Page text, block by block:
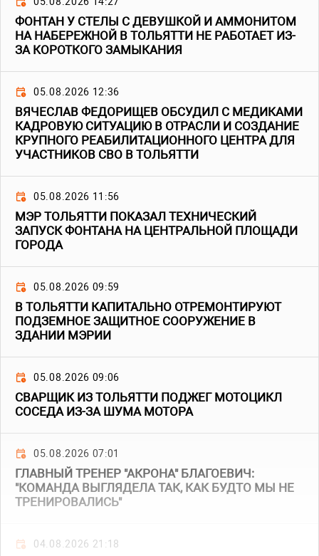
ФОНТАН У СТЕЛЫ С ДЕВУШКОЙ И АММОНИТОМ
НА НАБЕРЕЖНОЙ В ТОЛЬЯТТИ НЕ РАБОТАЕТ ИЗ-
ЗА КОРОТКОГО ЗАМЫКАНИЯ
05.08.2026 12:36
ВЯЧЕСЛАВ ФЕДОРИЩЕВ ОБСУДИЛ С МЕДИКАМИ
КАДРОВУЮ СИТУАЦИЮ В ОТРАСЛИ И СОЗДАНИЕ
КРУПНОГО РЕАБИЛИТАЦИОННОГО ЦЕНТРА ДЛЯ
УЧАСТНИКОВ СВО В ТОЛЬЯТТИ
05.08.2026 11:56
МЭР ТОЛЬЯТТИ ПОКАЗАЛ ТЕХНИЧЕСКИЙ
ЗАПУСК ФОНТАНА НА ЦЕНТРАЛЬНОЙ ПЛОЩАДИ
ГОРОДА
05.08.2026 09:59
В ТОЛЬЯТТИ КАПИТАЛЬНО ОТРЕМОНТИРУЮТ
ПОДЗЕМНОЕ ЗАЩИТНОЕ СООРУЖЕНИЕ В
ЗДАНИИ МЭРИИ
05.08.2026 09:06
СВАРЩИК ИЗ ТОЛЬЯТТИ ПОДЖЕГ МОТОЦИКЛ
СОСЕДА ИЗ-ЗА ШУМА МОТОРА
05.08.2026 07:01
ГЛАВНЫЙ ТРЕНЕР "АКРОНА" БЛАГОЕВИЧ:
"КОМАНДА ВЫГЛЯДЕЛА ТАК, КАК БУДТО МЫ НЕ
ТРЕНИРОВАЛИСЬ"
04.08.2026 21:18